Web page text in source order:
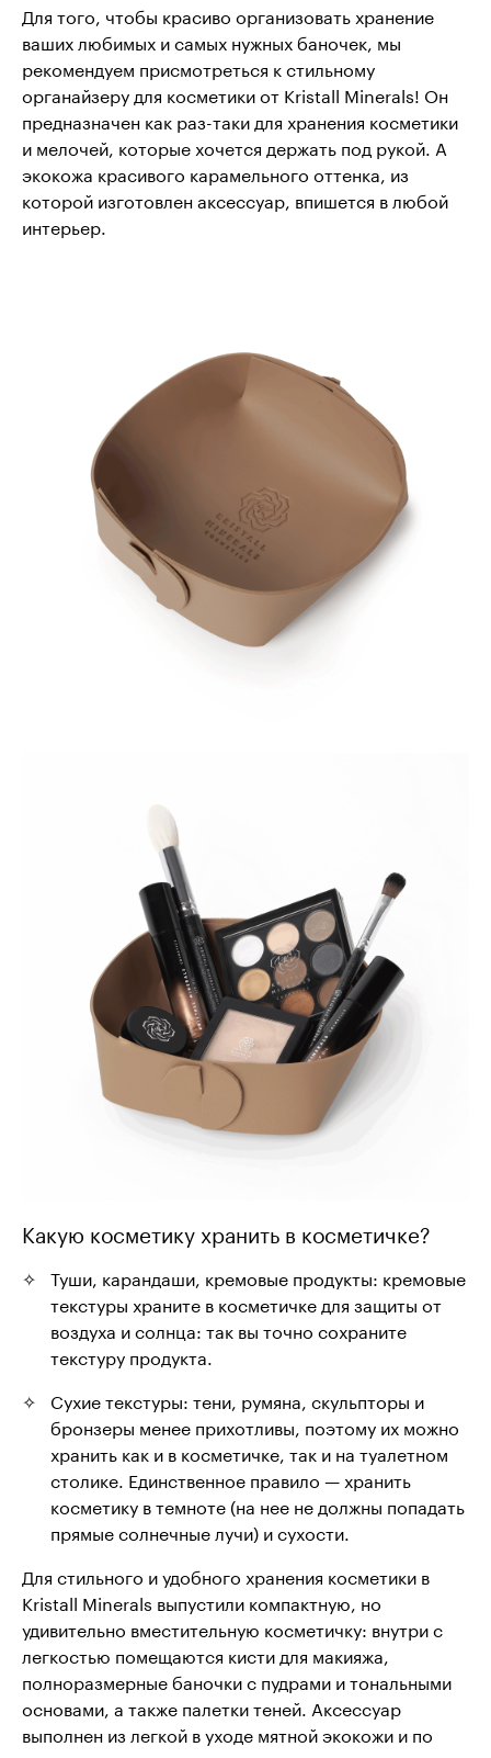
Для того, чтобы красиво организовать хранение
ваших любимых и самых нужных баночек, мы
рекомендуем присмотреться к стильному
органайзеру для косметики от Kristall Minerals! Он
предназначен как раз-таки для хранения косметики
и мелочей, которые хочется держать под рукой. А
экокожа красивого карамельного оттенка, из
которой изготовлен аксессуар, впишется в любой
интерьер.
Какую косметику хранить в косметичке?
Туши, карандаши, кремовые продукты: кремовые
текстуры храните в косметичке для защиты от
воздуха и солнца: так вы точно сохраните
текстуру продукта.
Сухие текстуры: тени, румяна, скульпторы и
бронзеры менее прихотливы, поэтому их можно
хранить как и в косметичке, так и на туалетном
столике. Единственное правило — хранить
косметику в темноте (на нее не должны попадать
прямые солнечные лучи) и сухости.
Для стильного и удобного хранения косметики в
Kristall Minerals выпустили компактную, но
удивительно вместительную косметичку: внутри с
легкостью помещаются кисти для макияжа,
полноразмерные баночки с пудрами и тональными
основами, а также палетки теней. Аксессуар
выполнен из легкой в уходе мятной экокожи и по